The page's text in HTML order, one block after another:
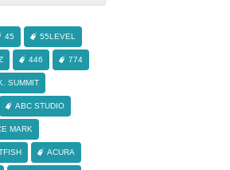
45 55LEVEL
446 774
SUMMIT
ABC STUDIO
MARK
ACURA